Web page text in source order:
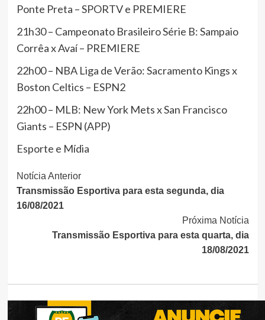
Ponte Preta – SPORTV e PREMIERE
21h30 – Campeonato Brasileiro Série B: Sampaio
Corrêa x Avaí – PREMIERE
22h00 – NBA Liga de Verão: Sacramento Kings x
Boston Celtics – ESPN2
22h00 – MLB: New York Mets x San Francisco
Giants – ESPN (APP)
Esporte e Mídia
Continue
Lendo
Notícia Anterior
Transmissão Esportiva para esta segunda, dia
16/08/2021
Próxima Notícia
Transmissão Esportiva para esta quarta, dia
18/08/2021